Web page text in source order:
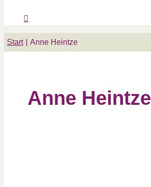
Start Anne Heintze
Anne Heintze